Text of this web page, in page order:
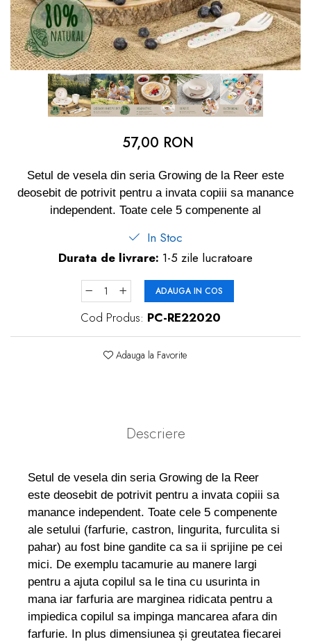
dopuri de urechi
Produse îngrijire copii
Igiena copii
57,00 RON
Setul de vesela din seria Growing de la Reer este
deosebit de potrivit pentru a invata copiii sa manance
independent. Toate cele 5 compenente al
In Stoc
Durata de livrare: 1-5 zile lucratoare
ADAUGA IN COS
Cod Produs: PC-RE22020
Adauga la Favorite
Descriere
Setul de vesela din seria Growing de la Reer
este deosebit de potrivit pentru a invata copiii sa
manance independent. Toate cele 5 compenente
ale setului (farfurie, castron, lingurita, furculita si
pahar) au fost bine gandite ca sa ii sprijine pe cei
mici. De exemplu tacamurie au manere largi
pentru a ajuta copilul sa le tina cu usurinta in
mana iar farfuria are marginea ridicata pentru a
impiedica copilul sa impinga mancarea afara din
farfurie. In plus dimensiunea și greutatea fiecarei